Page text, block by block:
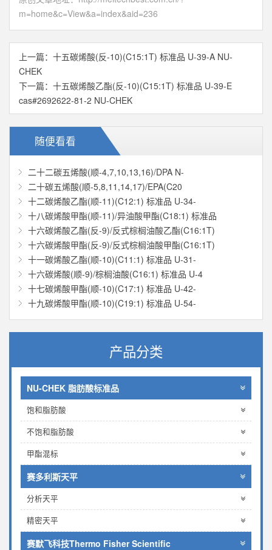
m=home&c=View&a=index&aid=236
上一篇： 十五碳烯酸(反-10)(C15:1T) 标准品 U-39-A NU-
CHEK
下一篇： 十五碳烯酸乙酯(反-10)(C15:1T) 标准品 U-39-E
cas#2692622-81-2 NU-CHEK
随便看看
二十二碳五烯酸(顺-4,7,10,13,16)/DPA N-
二十碳五烯酸(顺-5,8,11,14,17)/EPA(C20
十二碳烯酸乙酯(顺-11)(C12:1) 标准品 U-34-
十八碳烯酸甲酯(顺-11)/异油酸甲酯(C18:1) 标准品
十六碳烯酸乙酯(反-9)/反式棕榈油酸乙酯(C16:1T)
十六碳烯酸甲酯(反-9)/反式棕榈油酸甲酯(C16:1T)
十一碳烯酸乙酯(顺-10)(C11:1) 标准品 U-31-
十六碳烯酸(顺-9)/棕榈油酸(C16:1) 标准品 U-4
十七碳烯酸甲酯(顺-10)(C17:1) 标准品 U-42-
十九碳烯酸甲酯(顺-10)(C19:1) 标准品 U-54-
产品分类
NU-CHEK 脂肪酸标准品
饱和脂肪酸
不饱和脂肪酸
甲酯混标
赛多利斯天平
分析天平
精密天平
赛默飞科技Thermo Fisher Scientific